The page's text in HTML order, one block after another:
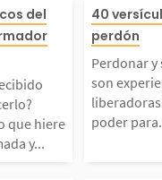
Iscariote y
a loseron
de
n...
has
sin
o dices
a una
del
que hiere
y...
ado
El
40
perdón
Perdonar
son
poder